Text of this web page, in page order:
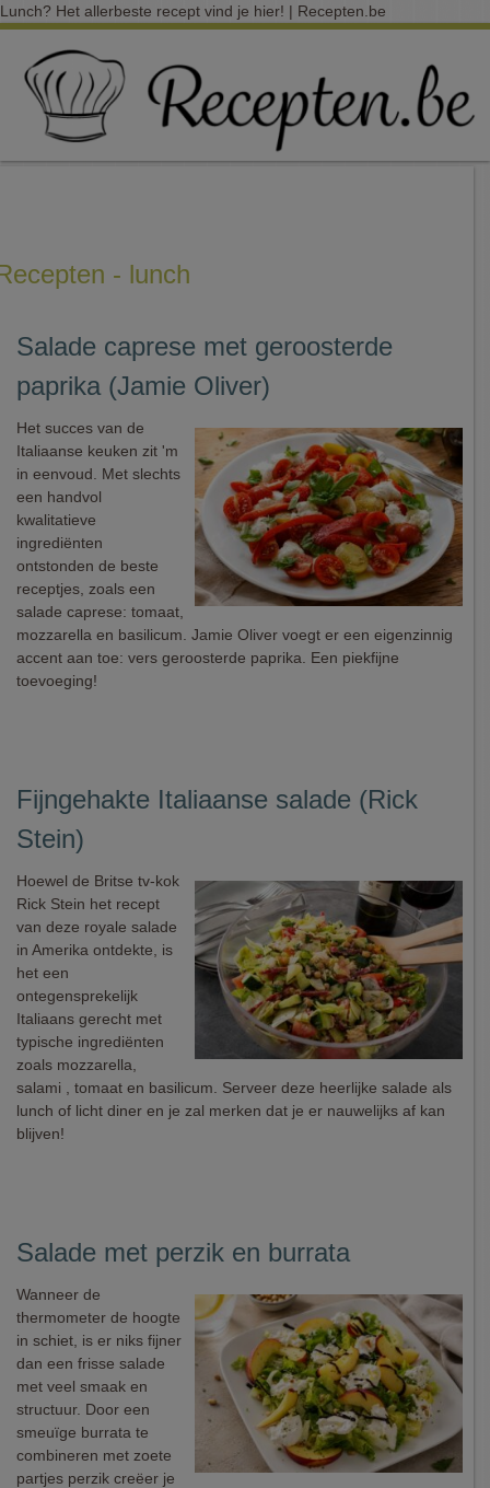
Lunch? Het allerbeste recept vind je hier! | Recepten.be
- lunch
Salade caprese met geroosterde
paprika (Jamie Oliver)
Het succes van de
Italiaanse keuken zit 'm
in eenvoud. Met slechts
een handvol
kwalitatieve
ingrediënten
ontstonden de beste
receptjes, zoals een
salade caprese: tomaat,
mozzarella en basilicum. Jamie Oliver voegt er een eigenzinnig
accent aan toe: vers geroosterde paprika. Een piekfijne
toevoeging!
Fijngehakte Italiaanse salade (Rick
Stein)
Hoewel de Britse tv-kok
Rick Stein het recept
van deze royale salade
in Amerika ontdekte, is
het een
ontegensprekelijk
Italiaans gerecht met
typische ingrediënten
zoals mozzarella,
salami , tomaat en basilicum. Serveer deze heerlijke salade als
lunch of licht diner en je zal merken dat je er nauwelijks af kan
blijven!
Salade met perzik en burrata
Wanneer de
thermometer de hoogte
in schiet, is er niks fijner
dan een frisse salade
met veel smaak en
structuur. Door een
smeuïge burrata te
combineren met zoete
partjes perzik creëer je